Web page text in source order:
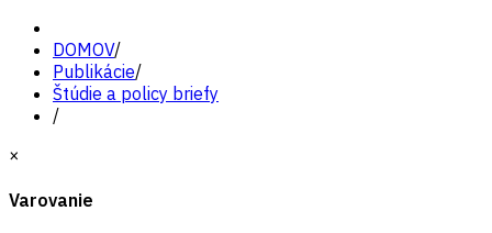
DOMOV/
Publikácie/
Štúdie a policy briefy
/
×
Varovanie